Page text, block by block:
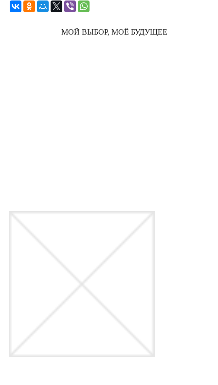
МОЙ ВЫБОР, МОЁ БУДУЩЕЕ